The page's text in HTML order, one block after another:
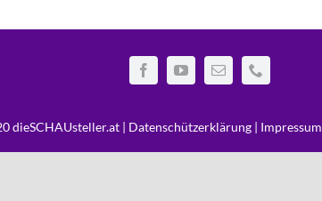
dieSCHAUsteller.at | Datenschützerklärung | Impressum